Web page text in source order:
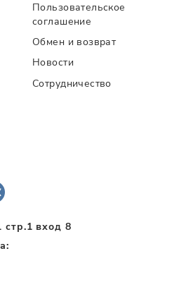
стр.1 вход 8
Пользовательское
соглашение
Обмен и возврат
Новости
Сотрудничество